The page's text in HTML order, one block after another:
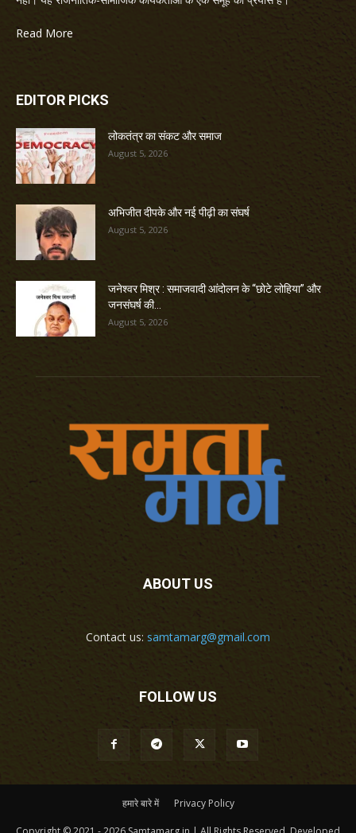
Read More
EDITOR PICKS
लोकतंत्र का संकट और समाज
August 5, 2026
अभिजीत दीपके और नई पीढ़ी का संघर्ष
August 5, 2026
जनेश्वर मिश्र : समाजवादी आंदोलन के “छोटे लोहिया” और
जनसंघर्ष की...
August 5, 2026
ABOUT US
Contact us: samtamarg@gmail.com
FOLLOW US
हमारे बारे में Privacy Policy